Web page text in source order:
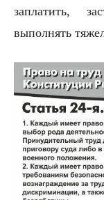
заплатить,
выполнять